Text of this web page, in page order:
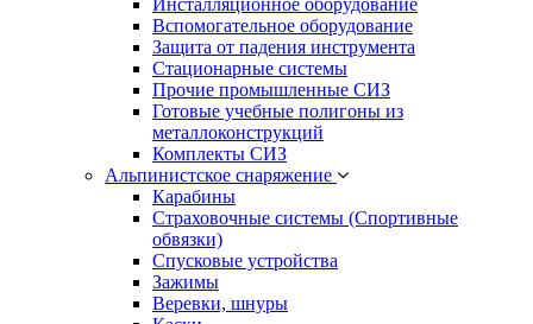
Инсталляционное оборудование
Вспомогательное оборудование
Защита от падения инструмента
Стационарные системы
Прочие промышленные СИЗ
Готовые учебные полигоны из
металлоконструкций
Комплекты СИЗ
Альпинистское снаряжение
Карабины
Страховочные системы (Спортивные
обвязки)
Спусковые устройства
Зажимы
Веревки, шнуры